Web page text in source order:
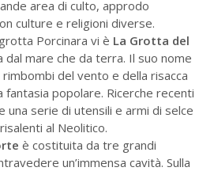
area di culto, approdo
culture e religioni diverse.
Porcinara vi è La Grotta del
dal mare che da terra. Il suo nome
rimbombi del vento e della risacca
fantasia popolare. Ricerche recenti
una serie di utensili e armi di selce
al Neolitico.
è costituita da tre grandi
un’immensa cavità. Sulla